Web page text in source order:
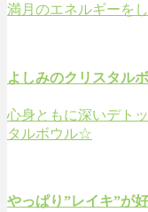
満月のエネルギーを
よしみのクリスタル
心身ともに深いデト
タルボウル☆
やっぱり”レイキ”が